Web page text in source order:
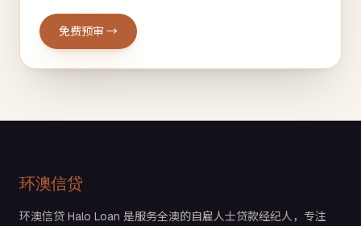
免费预审 →
环澳信贷
环澳信贷 Halo Loan 是服务全澳的自雇人士贷款经纪人，专注